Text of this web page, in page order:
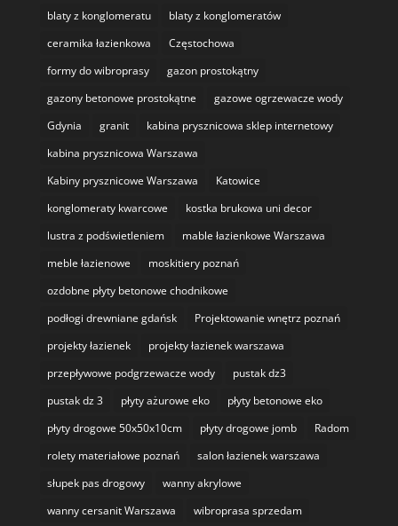
blaty z konglomeratu
blaty z konglomeratów
ceramika łazienkowa
Częstochowa
formy do wibroprasy
gazon prostokątny
gazony betonowe prostokątne
gazowe ogrzewacze wody
Gdynia
granit
kabina prysznicowa sklep internetowy
kabina prysznicowa Warszawa
Kabiny prysznicowe Warszawa
Katowice
konglomeraty kwarcowe
kostka brukowa uni decor
lustra z podświetleniem
mable łazienkowe Warszawa
meble łazienowe
moskitiery poznań
ozdobne płyty betonowe chodnikowe
podłogi drewniane gdańsk
Projektowanie wnętrz poznań
projekty łazienek
projekty łazienek warszawa
przepływowe podgrzewacze wody
pustak dz3
pustak dz 3
płyty ażurowe eko
płyty betonowe eko
płyty drogowe 50x50x10cm
płyty drogowe jomb
Radom
rolety materiałowe poznań
salon łazienek warszawa
słupek pas drogowy
wanny akrylowe
wanny cersanit Warszawa
wibroprasa sprzedam